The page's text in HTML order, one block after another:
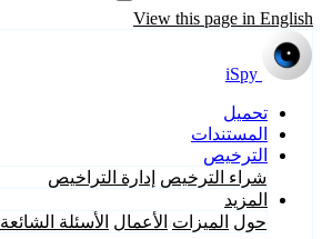
View this page in English
iSpy
تحميل
المستندات
الترخيص
شراء الترخيص إدارة التراخيص
المزيد
حول الميزات الأعمال الأسئلة الشائعة